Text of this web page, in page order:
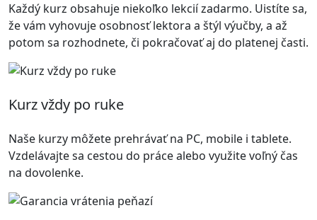
Každý kurz obsahuje niekoľko lekcií zadarmo. Uistíte sa,
že vám vyhovuje osobnosť lektora a štýl výučby, a až
potom sa rozhodnete, či pokračovať aj do platenej časti.
Kurz vždy po ruke
Naše kurzy môžete prehrávať na PC, mobile i tablete.
Vzdelávajte sa cestou do práce alebo využite voľný čas
na dovolenke.